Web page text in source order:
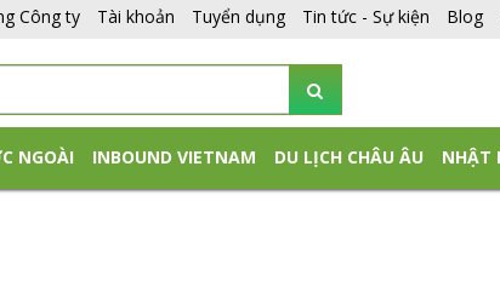
Công ty Tài khoản Tuyển dụng Tin tức - Sự kiện Blog
NGOÀI INBOUND VIETNAM DU LỊCH CHÂU ÂU NHẬT